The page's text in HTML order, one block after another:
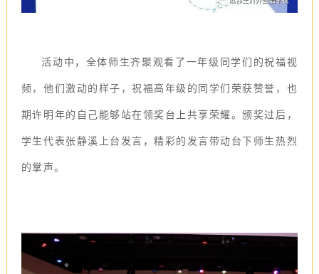
活动中，全体师生齐聚观看了一年级同学们的祝福视
频，他们激动的样子，祝福高年级的同学们荣获赞誉，也
期许明年的自己能够站在领奖台上共享荣耀。颁奖过后，
学生代表张静溪上台发言，精彩的发言带动台下师生热烈
的掌声。